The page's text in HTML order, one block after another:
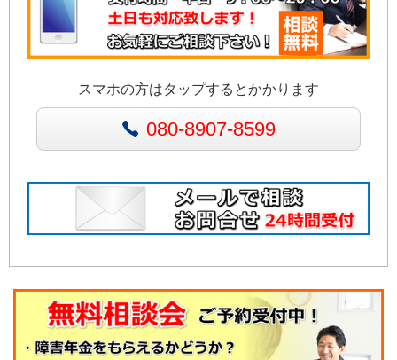
スマホの方はタップするとかかります
080-8907-8599